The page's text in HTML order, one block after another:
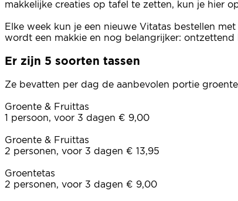
makkelijke creaties op tafel te zetten, kun je hier
Elke week kun je een nieuwe Vitatas bestellen
wordt een makkie en nog belangrijker:
Er zijn 5 soorten tassen
Ze bevatten per dag de aanbevolen portie
Groente & Fruittas
1 persoon, voor 3 dagen € 9,00
Groente & Fruittas
2 personen, voor 3 dagen € 13,95
Groentetas
2 personen, voor 3 dagen € 9,00